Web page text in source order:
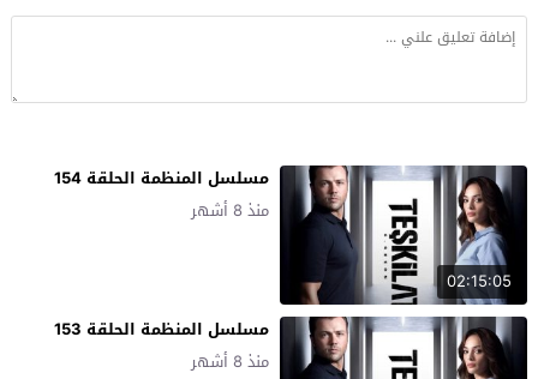
02:15:05
مسلسل المنظمة الحلقة 154
منذ 8 أشهر
مسلسل المنظمة الحلقة 153
منذ 8 أشهر